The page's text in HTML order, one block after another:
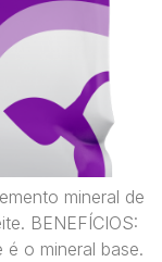
mineral de
BENEFÍCIOS:
é o mineral base.